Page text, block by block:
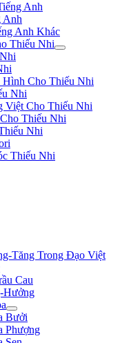
Anh
Anh
Anh Khác
Thiếu Nhi
Hình Cho Thiếu Nhi
Nhi
Việt Cho Thiếu Nhi
Thiếu Nhi
Nhi
Thiếu Nhi
Tăng Trong Đạo Việt
Cau
Hưởng
Bưởi
Phượng